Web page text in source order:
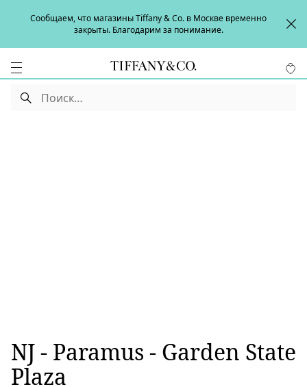
Сообщаем, что магазины Tiffany & Co. в Москве временно
закрыты. Благодарим за понимание.
NJ - Paramus - Garden State
Plaza